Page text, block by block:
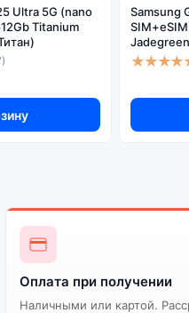
версия может
Ultra 5G (nano
Titanium
Samsung
Оплата при получении
Наличными или картой.